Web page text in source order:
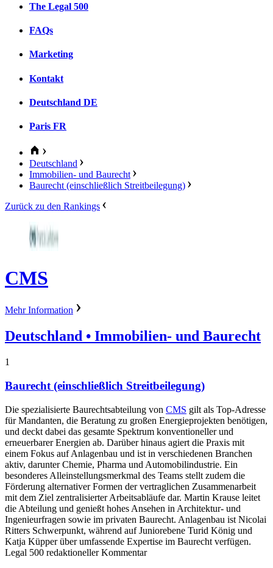
The Legal 500
FAQs
Marketing
Kontakt
Deutschland DE
Paris FR
Deutschland
Immobilien- und Baurecht
Baurecht (einschließlich Streitbeilegung)
Zurück zu den Rankings
CMS
Mehr Information
Deutschland • Immobilien- und Baurecht
1
Baurecht (einschließlich Streitbeilegung)
Die spezialisierte Baurechtsabteilung von CMS gilt als Top-Adresse
für Mandanten, die Beratung zu großen Energieprojekten benötigen,
und deckt dabei das gesamte Spektrum konventioneller und
erneuerbarer Energien ab. Darüber hinaus agiert die Praxis mit
einem Fokus auf Anlagenbau und ist in verschiedenen Branchen
aktiv, darunter Chemie, Pharma und Automobilindustrie. Ein
besonderes Alleinstellungsmerkmal des Teams stellt zudem die
Förderung alternativer Formen der vertraglichen Zusammenarbeit
mit dem Ziel zentralisierter Arbeitsabläufe dar. Martin Krause leitet
die Abteilung und genießt hohes Ansehen in Architektur- und
Ingenieurfragen sowie im privaten Baurecht. Anlagenbau ist Nicolai
Ritters Schwerpunkt, während auf Juniorebene Turid König und
Katja Küpper über umfassende Expertise im Baurecht verfügen.
Legal 500 redaktioneller Kommentar